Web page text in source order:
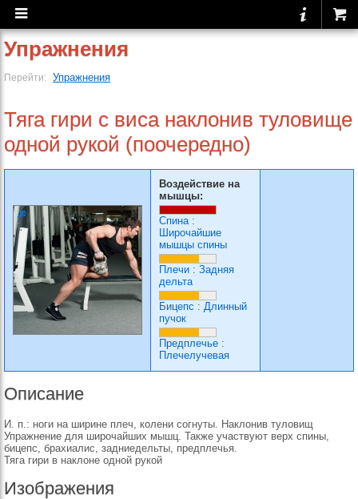
Упражнения
Перейти: Упражнения
Тяга гири с виса наклонив туловище
одной рукой (поочередно)
Воздействие на
мышцы:
Спина:
Широчайшие
мышцы спины
Плечи : Задняя
дельта
Бицепс : Длинный
пучок
Предплечье :
Плечелучевая
Описание
И. п.: ноги на ширине плеч, колени согнуты. Наклонив туловищ
Упражнение для широчайших мышц. Также участвуют верх спины,
бицепс, брахиалис, задниедельты, предплечья.
Тяга гири в наклоне одной рукой
Изображения